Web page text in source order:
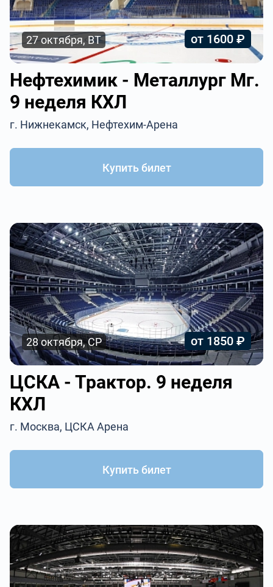
27 октября, ВТ от 1600 ₽
Нефтехимик - Металлург Мг.
9 неделя КХЛ
г. Нижнекамск, Нефтехим-Арена
Купить билет
28 октября, СР от 1850 ₽
ЦСКА - Трактор. 9 неделя
КХЛ
г. Москва, ЦСКА Арена
Купить билет